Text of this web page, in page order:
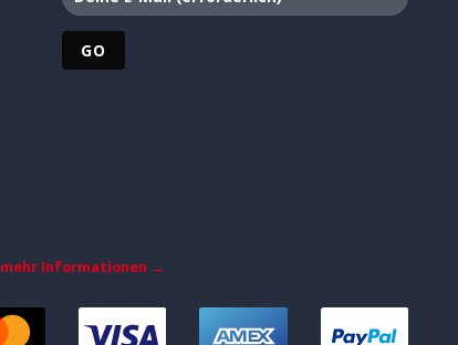
mehr Informationen →